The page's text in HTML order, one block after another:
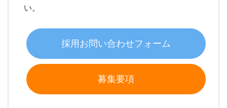
い。
採用お問い合わせフォーム
募集要項